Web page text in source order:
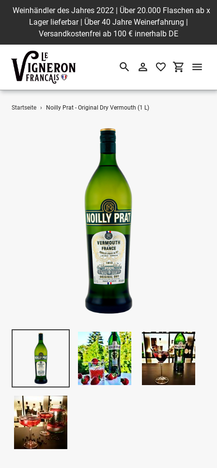
Direkt
Weinhändler des Jahres 2022 | Über 20.000 Flaschen ab
Lager lieferbar | Über 40 Jahre Weinerfahrung |
Versandkostenfrei ab 100 € innerhalb DE
x
SuchenEinloggen
Startseite › Noilly Prat - Original Dry Vermouth (1 L)